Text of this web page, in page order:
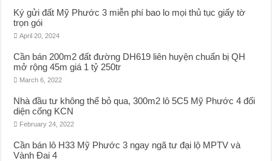
Ký gửi đất Mỹ Phước 3 miễn phí bao lo mọi thủ tục giấy tờ
trọn gói
April 20, 2024
Cần bán 200m2 đất đường DH619 liên huyện chuẩn bị QH
mở rộng 45m giá 1 tỷ 250tr
March 6, 2022
Nhà đầu tư không thể bỏ qua, 300m2 lô 5C5 Mỹ Phước 4 đối
diện cổng KCN
February 24, 2022
Cần bán lô H33 Mỹ Phước 3 ngay ngã tư đại lộ MPTV và
Vành Đai 4